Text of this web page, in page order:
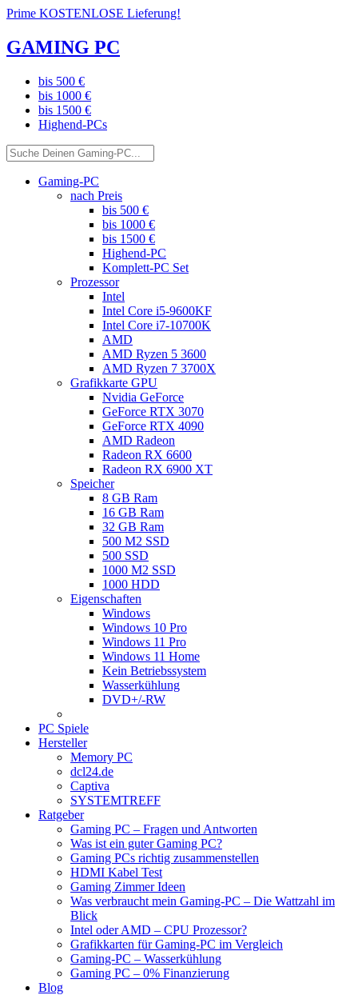
Prime KOSTENLOSE Lieferung!
GAMING PC
bis 500 €
bis 1000 €
bis 1500 €
Highend-PCs
Gaming-PC
nach Preis
bis 500 €
bis 1000 €
bis 1500 €
Highend-PC
Komplett-PC Set
Prozessor
Intel
Intel Core i5-9600KF
Intel Core i7-10700K
AMD
AMD Ryzen 5 3600
AMD Ryzen 7 3700X
Grafikkarte GPU
Nvidia GeForce
GeForce RTX 3070
GeForce RTX 4090
AMD Radeon
Radeon RX 6600
Radeon RX 6900 XT
Speicher
8 GB Ram
16 GB Ram
32 GB Ram
500 M2 SSD
500 SSD
1000 M2 SSD
1000 HDD
Eigenschaften
Windows
Windows 10 Pro
Windows 11 Pro
Windows 11 Home
Kein Betriebssystem
Wasserkühlung
DVD+/-RW
PC Spiele
Hersteller
Memory PC
dcl24.de
Captiva
SYSTEMTREFF
Ratgeber
Gaming PC – Fragen und Antworten
Was ist ein guter Gaming PC?
Gaming PCs richtig zusammenstellen
HDMI Kabel Test
Gaming Zimmer Ideen
Was verbraucht mein Gaming-PC – Die Wattzahl im
Blick
Intel oder AMD – CPU Prozessor?
Grafikkarten für Gaming-PC im Vergleich
Gaming-PC – Wasserkühlung
Gaming PC – 0% Finanzierung
Blog